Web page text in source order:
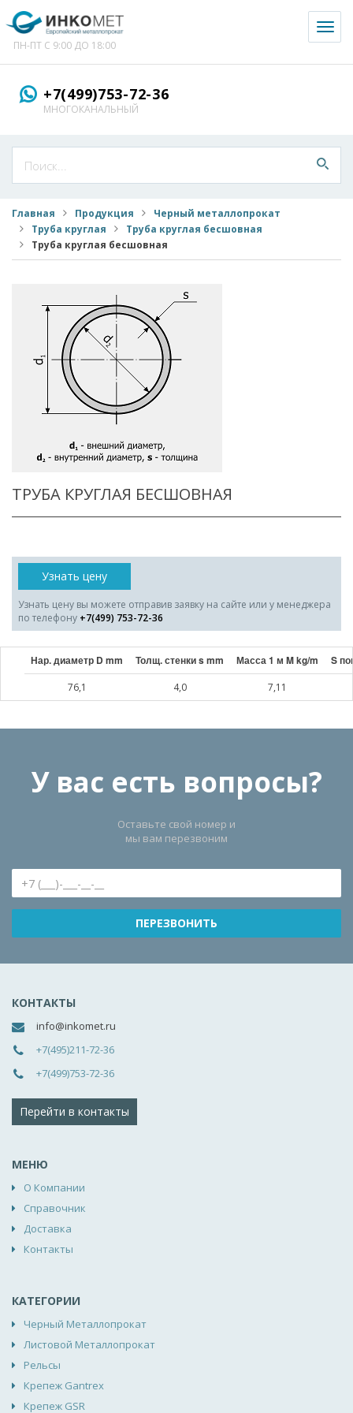
ПН-ПТ С 9:00 ДО 18:00
+7(499)753-72-36
МНОГОКАНАЛЬНЫЙ
Главная Продукция
Черный металлопрокат
Труба круглая
Труба круглая бесшовная
Труба круглая бесшовная
ТРУБА КРУГЛАЯ БЕСШОВНАЯ
Узнать цену
Узнать цену вы можете отправив заявку на сайте или у менеджера
по телефону +7(499) 753-72-36
Нар. диаметр D mm Толщ. стенки s mm Масса 1 м M kg/m S
76,1 4,0 7,11
У вас есть вопросы?
Оставьте свой номер и
мы вам перезвоним
КОНТАКТЫ
info@inkomet.ru
+7(495)211-72-36
+7(499)753-72-36
Перейти в контакты
МЕНЮ
О Компании
Справочник
Доставка
Контакты
КАТЕГОРИИ
Черный Металлопрокат
Листовой Металлопрокат
Рельсы
Крепеж Gantrex
Крепеж GSR